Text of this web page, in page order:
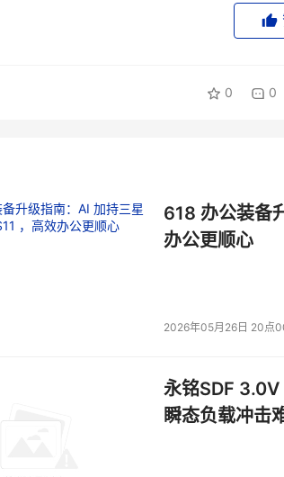
0 0
618 办公装备
办公更顺心
2026年05月26日 20点
永铭SDF
瞬态负载冲击